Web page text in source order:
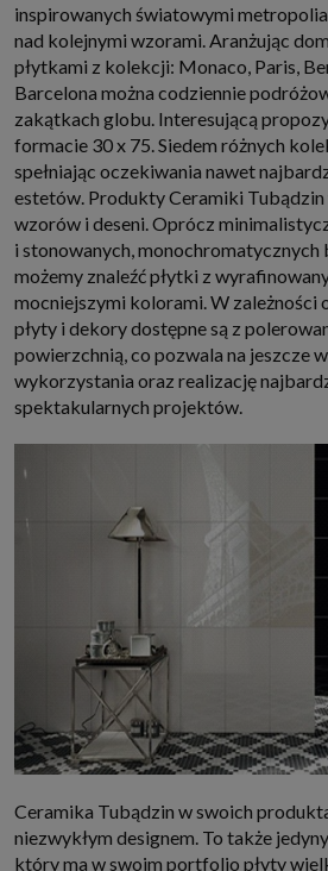
inspirowanych światowymi
nad kolejnymi wzorami. Aranżując
płytkami z kolekcji: Monaco, Paris,
Barcelona można codziennie
zakątkach globu. Interesującą
formacie 30 x 75. Siedem różnych
spełniając oczekiwania nawet
estetów. Produkty Ceramiki
wzorów i deseni. Oprócz
i stonowanych, monochromatycznych
możemy znaleźć płytki z
mocniejszymi kolorami. W zależności
płyty i dekory dostępne są z
powierzchnią, co pozwala na jeszcze
wykorzystania oraz realizację
spektakularnych projektów.
Ceramika Tubądzin w swoich
niezwykłym designem. To także
który ma w swoim portfolio płyty